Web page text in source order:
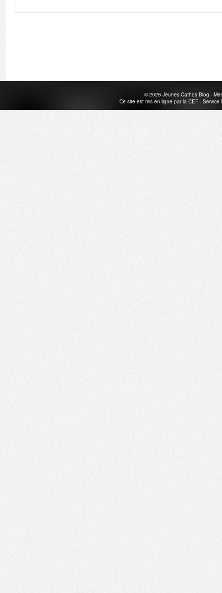
© 2026Jeunes Cathos Blog-
Ce site est mis en ligne par laCEF-Service